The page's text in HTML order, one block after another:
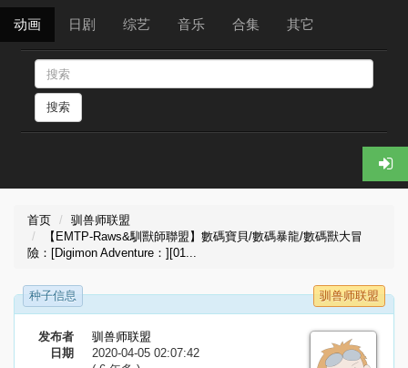
动画 日剧 综艺 音乐 合集 其它
搜索
首页
驯兽师联盟
【EMTP-Raws&馴獸師聯盟】數碼寶貝/數碼暴龍/數碼獸大冒
險：[Digimon Adventure：][01...
种子信息 驯兽师联盟
发布者
驯兽师联盟
日期
2020-04-05 02:07:42